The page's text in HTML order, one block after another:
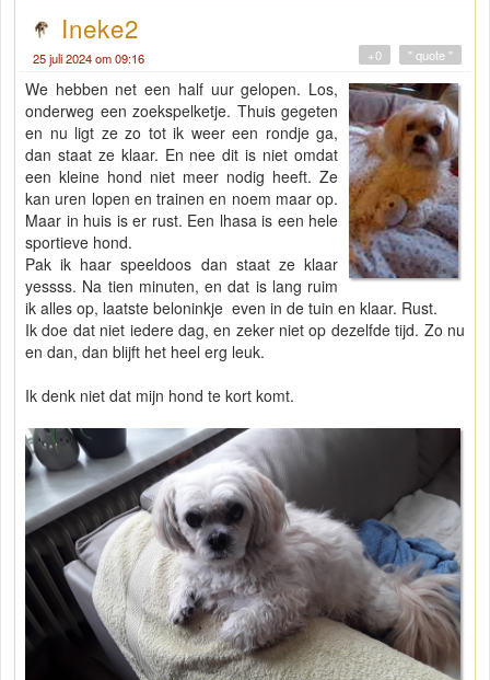
Ineke2
25 juli 2024 om 09:16 " quote "
+0
We hebben net een half uur gelopen. Los,
onderweg een zoekspelketje. Thuis gegeten
en nu ligt ze zo tot ik weer een rondje ga,
dan staat ze klaar. En nee dit is niet omdat
een kleine hond niet meer nodig heeft. Ze
kan uren lopen en trainen en noem maar op.
Maar in huis is er rust. Een lhasa is een hele
sportieve hond.
Pak ik haar speeldoos dan staat ze klaar
yessss. Na tien minuten, en dat is lang ruim
ik alles op, laatste beloninkje even in de tuin en klaar. Rust.
Ik doe dat niet iedere dag, en zeker niet op dezelfde tijd. Zo nu
en dan, dan blijft het heel erg leuk.
Ik denk niet dat mijn hond te kort komt.